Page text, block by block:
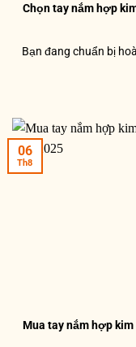
Chọn tay nắm hợp
Bạn đang chuẩn bị
Mua tay nắm hợp
06
Th8